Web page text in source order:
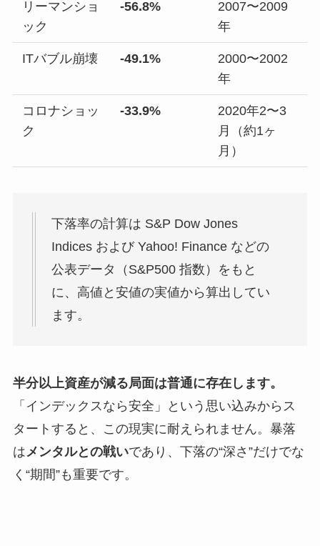
リーマンショ
ック
-56.8%
2007〜2009
年
ITバブル崩壊 -49.1%
2000〜2002
年
コロナショッ
ク
-33.9%
2020年2〜3
月（約1ヶ
月）
下落率の計算は S&P Dow Jones
Indices および Yahoo! Finance などの
公表データ（S&P500 指数）をもと
に、高値と安値の実値から算出してい
ます。
半分以上資産が減る局面は普通に存在します。
「インデックスなら安全」という思い込みからス
タートすると、この現実に耐えられません。暴落
は メンタルとの戦いであり、下落の“深さ”だけでな
く“期間”も重要です。